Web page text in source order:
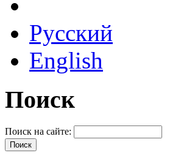
Русский
English
Поиск
Поиск на сайте: